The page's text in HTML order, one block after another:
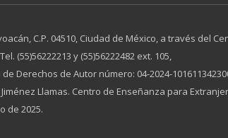
C.P. 04510, Ciudad de México, a través del
(55)56222213 y (55)56222482 ext. 105,
de Autor número: 04-2024-
Llamas. Centro de Enseñanza para
de 2025.